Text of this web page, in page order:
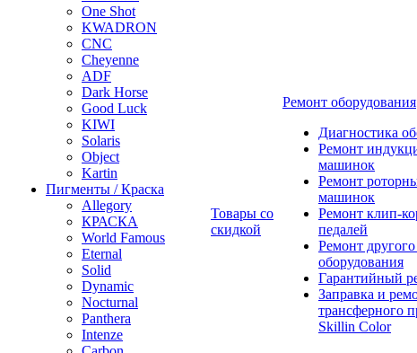
One Shot
KWADRON
CNC
Cheyenne
ADF
Dark Horse
Good Luck
KIWI
Solaris
Object
Kartin
Пигменты / Краска
Allegory
КРАСКА
World Famous
Eternal
Solid
Dynamic
Nocturnal
Panthera
Intenze
Товары со
скидкой
Ремонт оборудования
Диагностика
Ремонт
машинок
Ремонт
машинок
Ремонт клип-
педалей
Ремонт другого
оборудования
Гарантийный
Заправка и
трансферного
Skillin Color